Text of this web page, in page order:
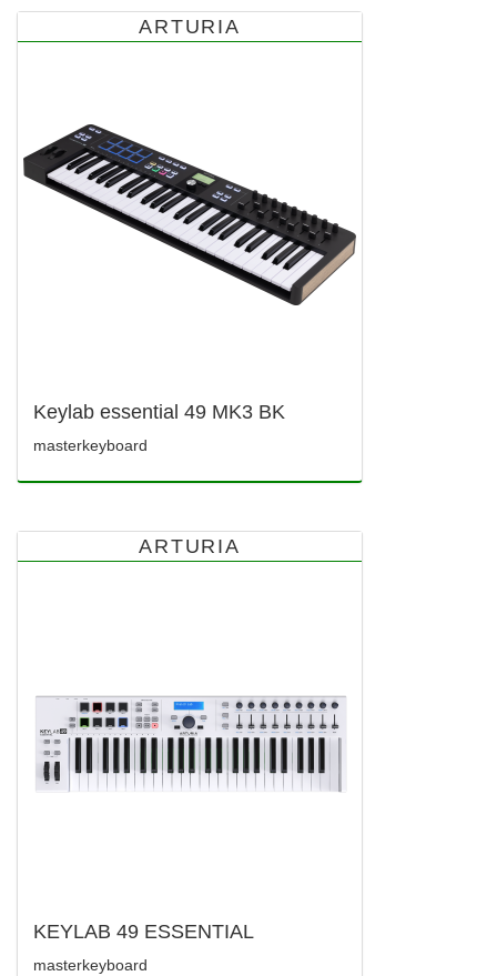
ARTURIA
Keylab essential 49 MK3 BK
masterkeyboard
ARTURIA
KEYLAB 49 ESSENTIAL
masterkeyboard